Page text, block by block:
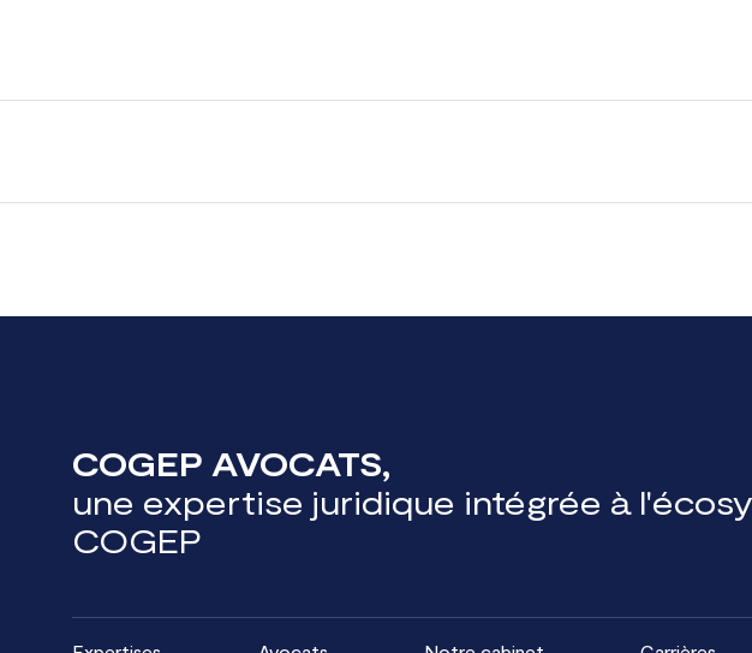
COGEP AVOCATS,
une expertise juridique intégrée à
COGEP